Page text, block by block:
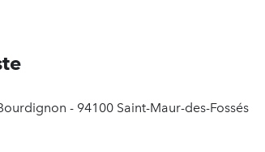
- 94100 Saint-Maur-des-Fossés